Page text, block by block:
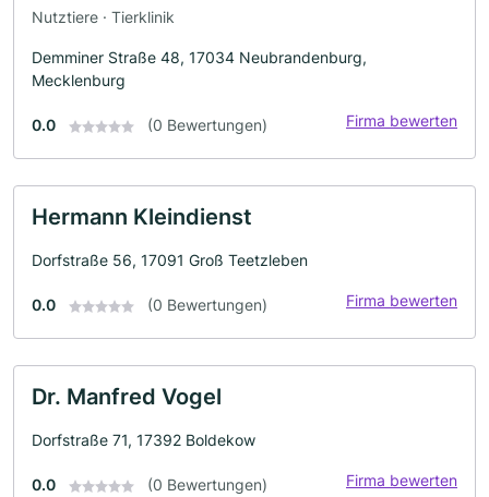
Nutztiere · Tierklinik
Demminer Straße 48, 17034 Neubrandenburg,
Mecklenburg
0.0 (0 Bewertungen) Firma bewerten
Hermann Kleindienst
Dorfstraße 56, 17091 Groß Teetzleben
0.0 (0 Bewertungen) Firma bewerten
Dr. Manfred Vogel
Dorfstraße 71, 17392 Boldekow
0.0 (0 Bewertungen) Firma bewerten